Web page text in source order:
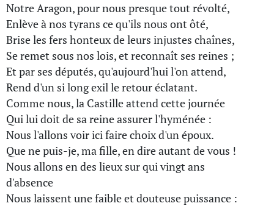
Notre Aragon, pour nous presque tout révolté,
Enlève à nos tyrans ce qu'ils nous ont ôté,
Brise les fers honteux de leurs injustes chaînes,
Se remet sous nos lois, et reconnaît ses reines ;
Et par ses députés, qu'aujourd'hui l'on attend,
Rend d'un si long exil le retour éclatant.
Comme nous, la Castille attend cette journée
Qui lui doit de sa reine assurer l'hyménée :
Nous l'allons voir ici faire choix d'un époux.
Que ne puis-je, ma fille, en dire autant de vous !
Nous allons en des lieux sur qui vingt ans
d'absence
Nous laissent une faible et douteuse puissance :